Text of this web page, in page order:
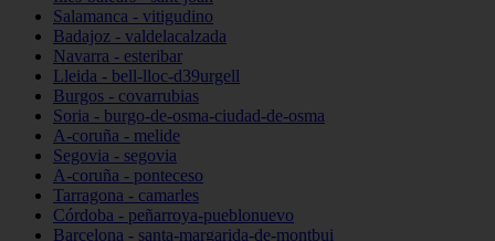
Salamanca - vitigudino
Badajoz - valdelacalzada
Navarra - esteribar
Lleida - bell-lloc-d39urgell
Burgos - covarrubias
Soria - burgo-de-osma-ciudad-de-osma
A-coruña - melide
Segovia - segovia
A-coruña - ponteceso
Tarragona - camarles
Córdoba - peñarroya-pueblonuevo
Barcelona - santa-margarida-de-montbui